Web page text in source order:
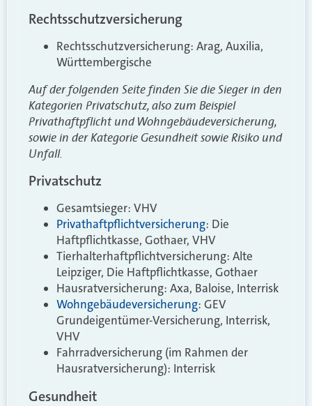
Rechtsschutzversicherung
Rechtsschutzversicherung: Arag, Auxilia,
Württembergische
Auf der folgenden Seite finden Sie die Sieger in den
Kategorien Privatschutz, also zum Beispiel
Privathaftpflicht und Wohngebäudeversicherung,
sowie in der Kategorie Gesundheit sowie Risiko und
Unfall.
Privatschutz
Gesamtsieger: VHV
Privathaftpflichtversicherung: Die
Haftpflichtkasse, Gothaer, VHV
Tierhalterhaftpflichtversicherung: Alte
Leipziger, Die Haftpflichtkasse, Gothaer
Hausratversicherung: Axa, Baloise, Interrisk
Wohngebäudeversicherung: GEV
Grundeigentümer-Versicherung, Interrisk,
VHV
Fahrradversicherung (im Rahmen der
Hausratversicherung): Interrisk
Gesundheit